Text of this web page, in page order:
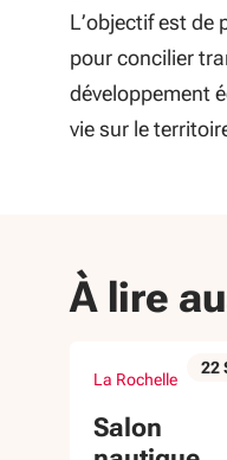
L’objectif est de
pour concilier
développement
vie sur le
À lire
La Rochelle
Salon
évènement
Du 22 Sep au 27
22